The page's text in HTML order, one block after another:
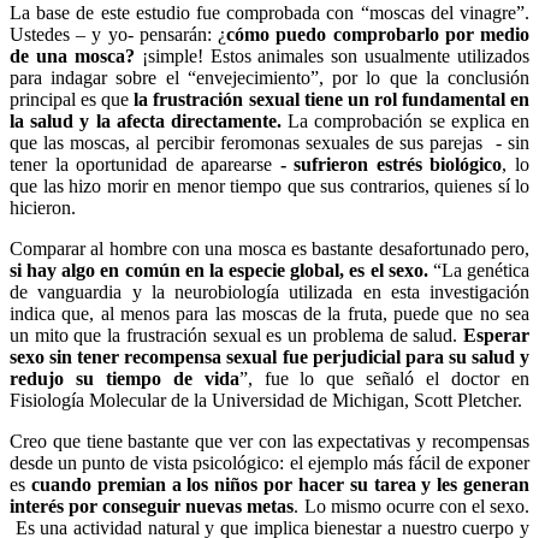
La base de este estudio fue comprobada con “moscas del vinagre”.
Ustedes – y yo- pensarán: ¿cómo puedo comprobarlo por medio
de una mosca? ¡simple! Estos animales son usualmente utilizados
para indagar sobre el “envejecimiento”, por lo que la conclusión
principal es quela frustración sexual tiene un rol fundamental en
la salud y la afecta directamente. La comprobación se explica en
que las moscas, al percibir feromonas sexuales de sus parejas - sin
tener la oportunidad de aparearse - sufrieron estrés biológico, lo
que las hizo morir en menor tiempo que sus contrarios, quienes sí lo
hicieron.
Comparar al hombre con una mosca es bastante desafortunado pero,
si hay algo en común en la especie global, es el sexo.“La genética
de vanguardia y la neurobiología utilizada en esta investigación
indica que, al menos para las moscas de la fruta, puede que no sea
un mito que la frustración sexual es un problema de salud. Esperar
sexo sin tener recompensa sexual fue perjudicial para su salud y
redujo su tiempo de vida”, fue lo que señaló el doctor en
Fisiología Molecular de la Universidad de Michigan, Scott Pletcher.
Creo que tiene bastante que ver con las expectativas y recompensas
desde un punto de vista psicológico: el ejemplo más fácil de exponer
es cuando premian a los niños por hacer su tarea y les generan
interés por conseguir nuevas metas. Lo mismo ocurre con el sexo.
Es una actividad natural y que implica bienestar a nuestro cuerpo y